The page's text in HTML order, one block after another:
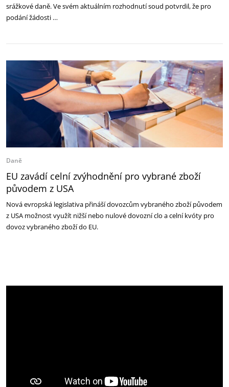
srážkové daně. Ve svém aktuálním rozhodnutí soud potvrdil, že pro
podání žádosti …
Daně
EU zavádí celní zvýhodnění pro vybrané zboží
původem z USA
Nová evropská legislativa přináší dovozcům vybraného zboží původem
z USA možnost využít nižší nebo nulové dovozní clo a celní kvóty pro
dovoz vybraného zboží do EU.